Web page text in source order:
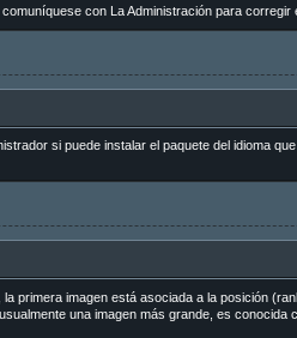
con La Administración para corregir
si puede instalar el paquete del idioma
primera imagen está asociada a la posición
una imagen más grande, es conocida